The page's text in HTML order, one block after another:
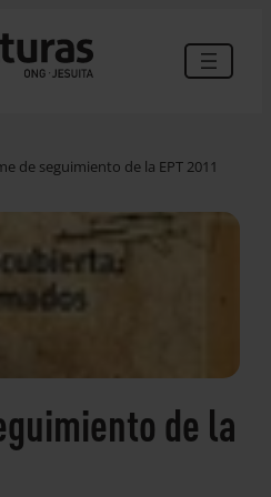
de seguimiento de la EPT 2011
de la